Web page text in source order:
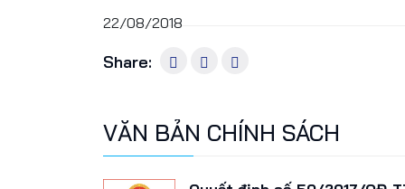
22/08/2018
Share:
VĂN BẢN CHÍNH SÁCH